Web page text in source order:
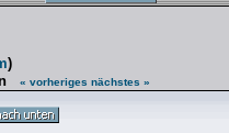
)
« vorheriges nächstes »